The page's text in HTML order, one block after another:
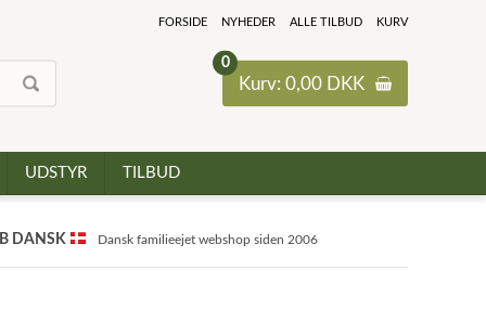
0
Kurv: 0,00 DKK
FORSIDE NYHEDER ALLE TILBUD KURV
UDSTYR TILBUD
DANSK Dansk familieejet webshop siden 2006